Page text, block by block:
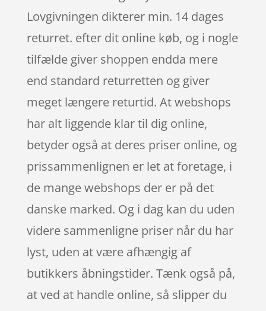
Lovgivningen dikterer min. 14 dages
returret. efter dit online køb, og i nogle
tilfælde giver shoppen endda mere
end standard returretten og giver
meget længere returtid. At webshops
har alt liggende klar til dig online,
betyder også at deres priser online, og
prissammenlignen er let at foretage, i
de mange webshops der er på det
danske marked. Og i dag kan du uden
videre sammenligne priser når du har
lyst, uden at være afhængig af
butikkers åbningstider. Tænk også på,
at ved at handle online, så slipper du